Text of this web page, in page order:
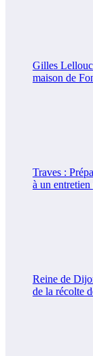
Gilles
maison de
Traves :
à un
Reine de
de la récolte